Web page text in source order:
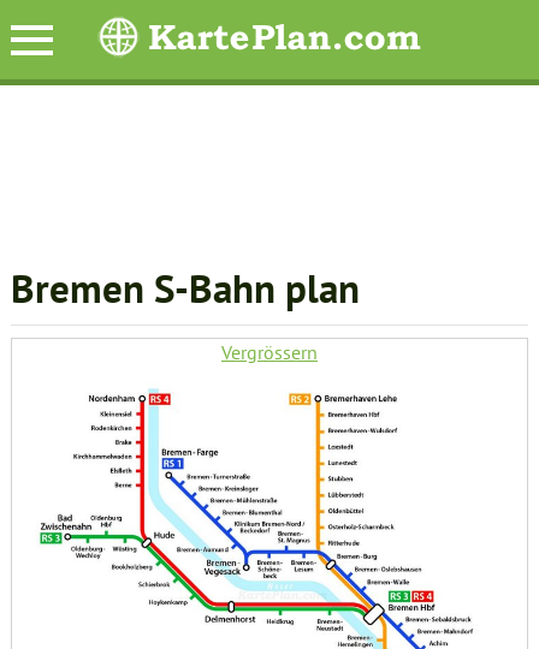
Bremen S-Bahn plan
Vergrössern